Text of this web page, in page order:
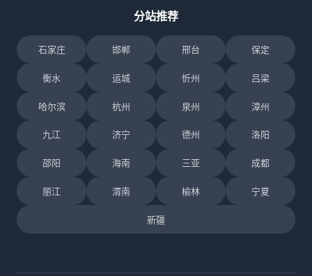
分站推荐
石家庄 邯郸 邢台 保定
衡水 运城 忻州 吕梁
哈尔滨 杭州 泉州 漳州
九江 济宁 德州 洛阳
邵阳 海南 三亚 成都
丽江 渭南 榆林 宁夏
新疆